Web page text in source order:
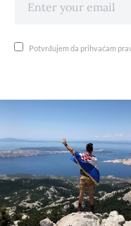
Potvrđujem da prihvaćam